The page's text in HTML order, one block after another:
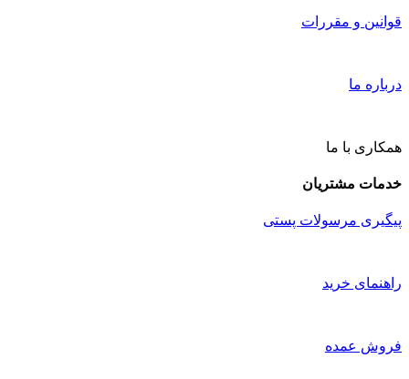
قوانین و مقررات
درباره ما
همکاری با ما
خدمات مشتریان
پیگیری مرسولات پستی
راهنمای خرید
فروش عمده